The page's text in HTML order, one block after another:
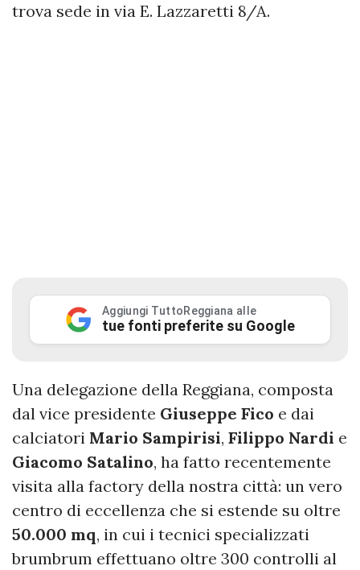
trova sede in via E. Lazzaretti 8/A.
Aggiungi TuttoReggiana alle
tue fonti preferite su Google
Una delegazione della Reggiana, composta
dal vice presidente Giuseppe Fico e dai
calciatori Mario Sampirisi, Filippo Nardi e
Giacomo Satalino, ha fatto recentemente
visita alla factory della nostra città: un vero
centro di eccellenza che si estende su oltre
50.000 mq, in cui i tecnici specializzati
brumbrum effettuano oltre 300 controlli al